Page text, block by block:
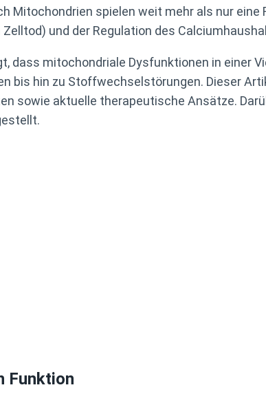
Mitochondrien spielen weit mehr als nur eine
und der Regulation des
dass mitochondriale Dysfunktionen in einer
bis hin zu Stoffwechselstörungen. Dieser
sowie aktuelle therapeutische Ansätze.
Funktion